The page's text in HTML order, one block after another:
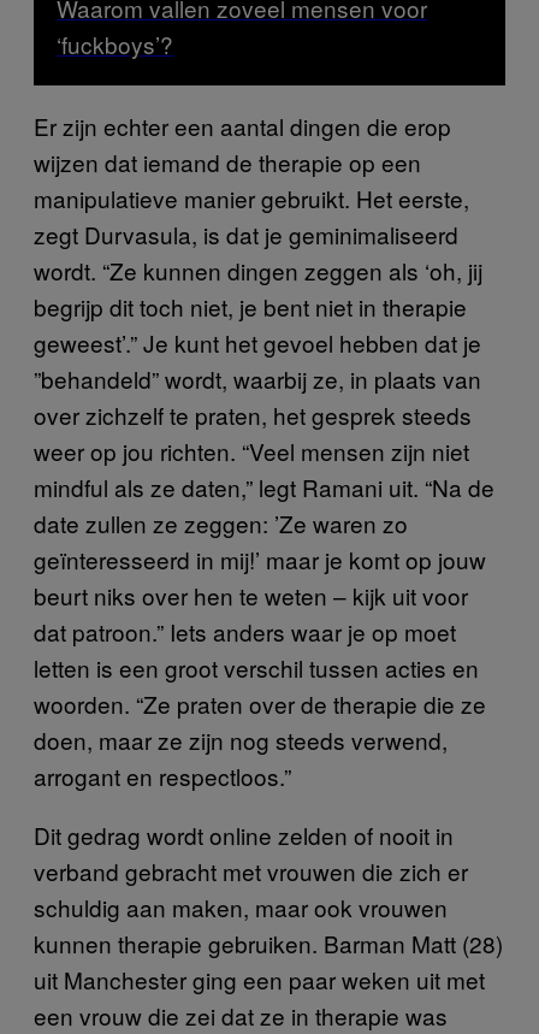
Waarom vallen zoveel mensen voor
‘fuckboys’?
Er zijn echter een aantal dingen die erop
wijzen dat iemand de therapie op een
manipulatieve manier gebruikt. Het eerste,
zegt Durvasula, is dat je geminimaliseerd
wordt. “Ze kunnen dingen zeggen als ‘oh, jij
begrijp dit toch niet, je bent niet in therapie
geweest’.” Je kunt het gevoel hebben dat je
”behandeld” wordt, waarbij ze, in plaats van
over zichzelf te praten, het gesprek steeds
weer op jou richten. “Veel mensen zijn niet
mindful als ze daten,” legt Ramani uit. “Na de
date zullen ze zeggen: ’Ze waren zo
geïnteresseerd in mij!’ maar je komt op jouw
beurt niks over hen te weten – kijk uit voor
dat patroon.” Iets anders waar je op moet
letten is een groot verschil tussen acties en
woorden. “Ze praten over de therapie die ze
doen, maar ze zijn nog steeds verwend,
arrogant en respectloos.”
Dit gedrag wordt online zelden of nooit in
verband gebracht met vrouwen die zich er
schuldig aan maken, maar ook vrouwen
kunnen therapie gebruiken. Barman Matt (28)
uit Manchester ging een paar weken uit met
een vrouw die zei dat ze in therapie was